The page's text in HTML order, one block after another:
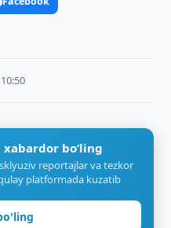
bo‘ling
reportajlar va tezkor
platformada kuzatib